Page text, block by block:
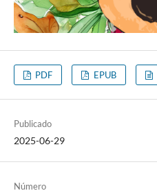
PDF EPUB
Publicado
2025-06-29
Número